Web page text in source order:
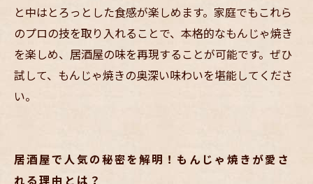
と中はとろっとした食感が楽しめます。家庭でもこれら
のプロの技を取り入れることで、本格的なもんじゃ焼き
を楽しめ、居酒屋の味を再現することが可能です。ぜひ
試して、もんじゃ焼きの奥深い味わいを堪能してくださ
い。
居酒屋で人気の秘密を解明！もんじゃ焼きが愛さ
れる理由とは？